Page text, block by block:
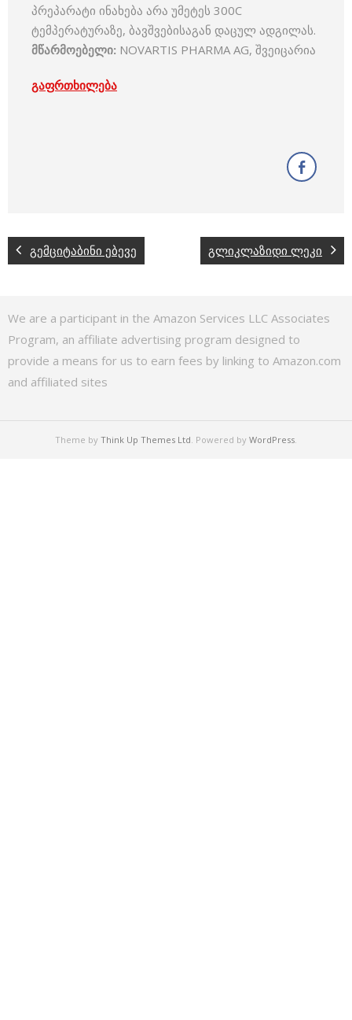
პრეპარატი ინახება არა უმეტეს 300C
ტემპერატურაზე, ბავშვებისაგან დაცულ ადგილას.
მწარმოებელი: NOVARTIS PHARMA AG, შვეიცარია
გაფრთხილება
გემციტაბინი ებევე გლიკლაზიდი ლეკი
We are a participant in the Amazon Services LLC Associates
Program, an affiliate advertising program designed to
provide a means for us to earn fees by linking to Amazon.com
and affiliated sites
Theme by Think Up Themes Ltd. Powered by WordPress.